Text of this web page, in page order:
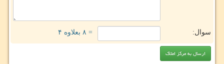
سوال: = ۸ بعلاوه ۴